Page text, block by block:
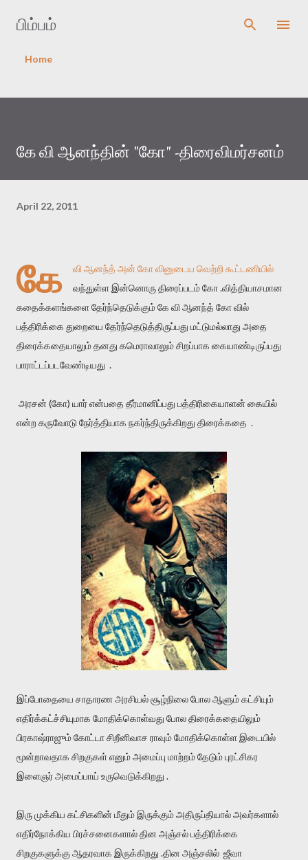
பிம்பம்
Home
கே வி ஆனந்தின் "கோ" -திரைவிமர்சனம்
April 22, 2011
கே
வி ஆனந்த் அன் கோ வினுடைய வெற்றி கூட்டணியில்
வந்துள்ள இன்னொரு திரைப்படம் கோ .வித்தியாசமான
கதைக்களங்களை தேர்ந்தெடுக்கும் கே வி ஆனந்த் கோ வில்
பத்திரிக்கை துறையை தேர்ந்தெடுத்திருப்பது மட்டுமல்லாது அதை
திரைக்கதையாலும் தனது கமெராவாலும் சிறப்பாக கையாண்டிருப்பது
பாராட்டப்படவேண்டியது .
அரசன் (கோ) யார் என்பதை தீர்மானிப்பது பத்திரிகையாளன் கையில்
என்ற கருவோடு நேர்த்தியாக நகர்ந்திருக்கிறது திரைக்கதை .
இப்போதையை சாதாரண அரசியல் சூழ்நிலை போல ஆளும் கட்சியும்
எதிர்க்கட்ச்சியுமாக மோதிக்கொள்வது போல திரைக்கதையிலும்
பிரகாஷ்ராஜும் கோட்டா சிறீனிவாச ராவும் மோதிக்கொள்ள இடையில்
மூன்றாவதாக சிறகுகள் எனும் அமைப்பு மாற்றம் தேடும் புரட்சிகர
இளைஞர் அமைப்பாய் உருவெடுக்கிறது .
இரு முக்கிய கட்சிகளின் மீதும் இருக்கும் அதிருப்தியால் அவர்களால்
எதிர்நோக்கிய பிரச்சனைகளால் தின அஞ்சல் பத்திரிக்கை
சிறகுகளுக்கு ஆதரவாக இருக்கிறது .தின அஞ்சலில் ஜீவா